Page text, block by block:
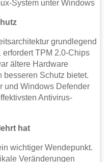
System unter Windows
grundlegend
TPM 2.0-Chips
ältere Hardware
Schutz bietet.
und Windows Defender
Antivirus-
hat
wichtiger Wendepunkt.
Veränderungen